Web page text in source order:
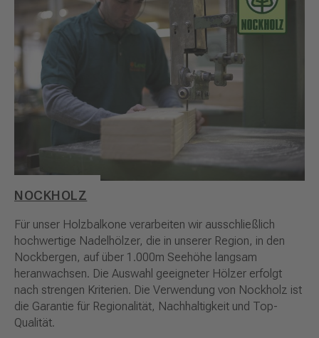
NOCKHOLZ
Für unser Holzbalkone verarbeiten wir ausschließlich
hochwertige Nadelhölzer, die in unserer Region, in den
Nockbergen, auf über 1.000m Seehöhe langsam
heranwachsen. Die Auswahl geeigneter Hölzer erfolgt
nach strengen Kriterien. Die Verwendung von Nockholz ist
die Garantie für Regionalität, Nachhaltigkeit und Top-
Qualität.